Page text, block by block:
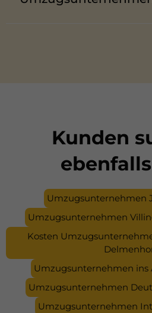
Kunden
Umzugsunternehmen
Umzugsunternehmen
Kosten
Umzugsunternehmen ins
Umzugsunternehmen
Umzugsunternehmen